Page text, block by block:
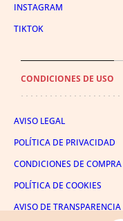
INSTAGRAM
TIKTOK
CONDICIONES DE USO
AVISO LEGAL
POLÍTICA DE PRIVACIDAD
CONDICIONES DE COMPRA
POLÍTICA DE COOKIES
AVISO DE TRANSPARENCIA